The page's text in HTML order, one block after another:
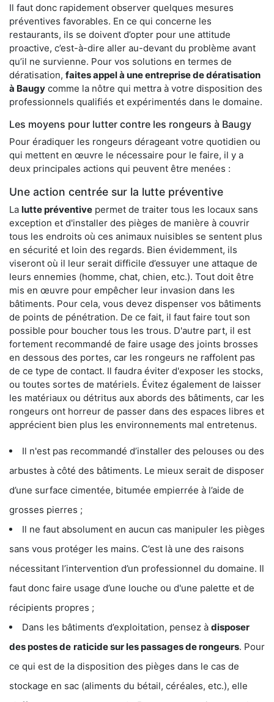
Il faut donc rapidement observer quelques mesures
préventives favorables. En ce qui concerne les
restaurants, ils se doivent d’opter pour une attitude
proactive, c’est-à-dire aller au-devant du problème avant
qu’il ne survienne. Pour vos solutions en termes de
dératisation, faites appel à une entreprise de dératisation
à Baugy comme la nôtre qui mettra à votre disposition des
professionnels qualifiés et expérimentés dans le domaine.
Les moyens pour lutter contre les rongeurs à Baugy
Pour éradiquer les rongeurs dérageant votre quotidien ou
qui mettent en œuvre le nécessaire pour le faire, il y a
deux principales actions qui peuvent être menées :
Une action centrée sur la lutte préventive
La lutte préventive permet de traiter tous les locaux sans
exception et d'installer des pièges de manière à couvrir
tous les endroits où ces animaux nuisibles se sentent plus
en sécurité et loin des regards. Bien évidemment, ils
viseront où il leur serait difficile d’essuyer une attaque de
leurs ennemies (homme, chat, chien, etc.). Tout doit être
mis en œuvre pour empêcher leur invasion dans les
bâtiments. Pour cela, vous devez dispenser vos bâtiments
de points de pénétration. De ce fait, il faut faire tout son
possible pour boucher tous les trous. D'autre part, il est
fortement recommandé de faire usage des joints brosses
en dessous des portes, car les rongeurs ne raffolent pas
de ce type de contact. Il faudra éviter d'exposer les stocks,
ou toutes sortes de matériels. Évitez également de laisser
les matériaux ou détritus aux abords des bâtiments, car les
rongeurs ont horreur de passer dans des espaces libres et
apprécient bien plus les environnements mal entretenus.
Il n'est pas recommandé d’installer des pelouses ou des
arbustes à côté des bâtiments. Le mieux serait de disposer
d’une surface cimentée, bitumée empierrée à l’aide de
grosses pierres ;
Il ne faut absolument en aucun cas manipuler les pièges
sans vous protéger les mains. C’est là une des raisons
nécessitant l’intervention d’un professionnel du domaine. Il
faut donc faire usage d’une louche ou d'une palette et de
récipients propres ;
Dans les bâtiments d’exploitation, pensez à disposer
des postes de raticide sur les passages de rongeurs. Pour
ce qui est de la disposition des pièges dans le cas de
stockage en sac (aliments du bétail, céréales, etc.), elle